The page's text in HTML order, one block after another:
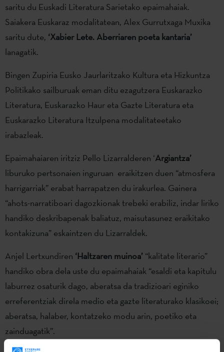
saritu du Euskadi Literatura Sarietako epaimahaiak.
Saiakera Euskaraz modalitatean, Alex Gurrutxaga Muxika
saritu dute, ‘Xabier Lete. Aberriaren poeta kantaria’
lanagatik.
Bingen Zupiria Eusko Jaurlaritzako Kultura eta Hizkuntza
Politikako sailburuak eman ditu ezagutzera Euskarazko
Literatura, Euskarazko Haur eta Gazte Literatura eta
Euskarazko Literatura Itzulpena modalitateetako
irabazleak.
Epaimahaiaren iritziz Pello Lizarralderen ‘Argiantza’
liburuko pertsonaien inguruan eraikitzen duen “atmosfera
harrigarriak” erabat harrapatzen du irakurlea. Gainera
“ahots-narratiboari dagozkionak trebeki erabiliz, indar liriko
handiko deskribapenak baliatuz, maisutasunez eraikitako
kontakizuna” eskaintzen du Lizarraldek.
Anjel Lertxundiren ‘Haltzaren muinoa’ “kalitate literario”
handiko obra dela uste du epaimahaiak “esaldi eta kapitulu
laburrez osaturik dago, aberatsa da tradizioari eginiko
erreferentziak direla medio eta gazte literaturako klasikoei;
aberatsa, halaber, kontatzeko modu arin, poetiko eta
zainduagatik”.